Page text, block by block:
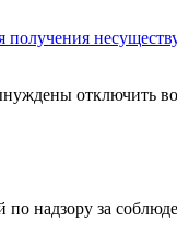
получения
отключить
за